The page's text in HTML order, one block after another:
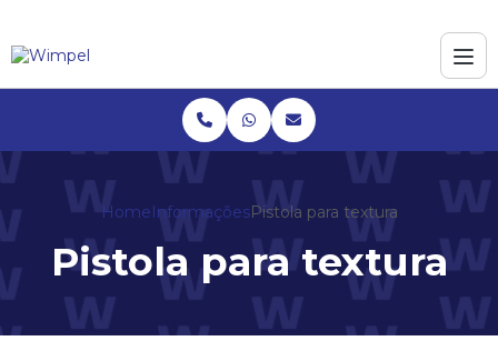
HomeInformaçõesPistola para textura
Pistola para textura